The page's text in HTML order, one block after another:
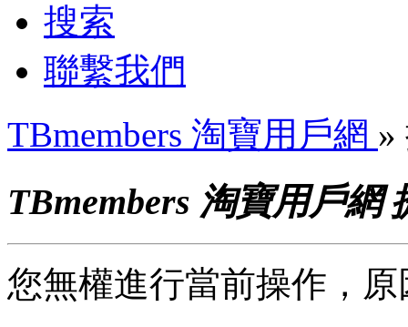
搜索
聯繫我們
TBmembers 淘寶用戶網 »
TBmembers 淘寶用戶網
您無權進行當前操作，